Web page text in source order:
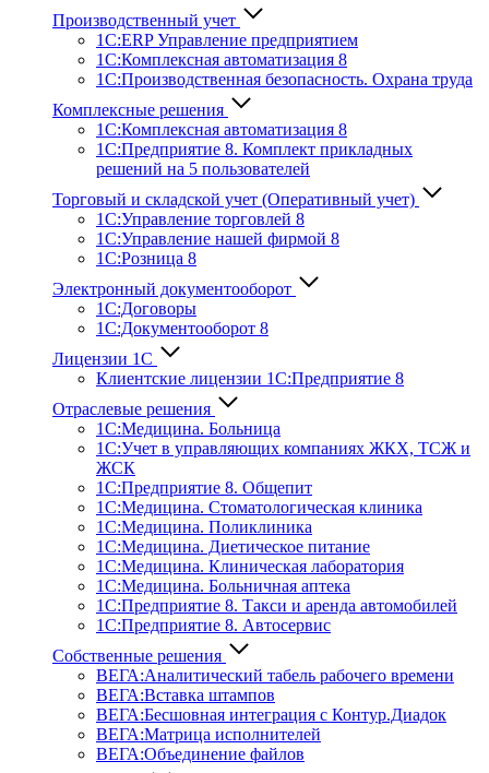
Производственный учет
1С:ERP Управление предприятием
1С:Комплексная автоматизация 8
1С:Производственная безопасность. Охрана труда
Комплексные решения
1С:Комплексная автоматизация 8
1С:Предприятие 8. Комплект прикладных
решений на 5 пользователей
Торговый и складской учет (Оперативный учет)
1С:Управление торговлей 8
1С:Управление нашей фирмой 8
1С:Розница 8
Электронный документооборот
1С:Договоры
1С:Документооборот 8
Лицензии 1С
Клиентские лицензии 1С:Предприятие 8
Отраслевые решения
1С:Медицина. Больница
1C:Учет в управляющих компаниях ЖКХ, ТСЖ и
ЖСК
1С:Предприятие 8. Общепит
1С:Медицина. Стоматологическая клиника
1С:Медицина. Поликлиника
1С:Медицина. Диетическое питание
1С:Медицина. Клиническая лаборатория
1С:Медицина. Больничная аптека
1С:Предприятие 8. Такси и аренда автомобилей
1С:Предприятие 8. Автосервис
Собственные решения
ВЕГА:Аналитичес­кий табель рабочего времени
ВЕГА:Вставка штампов
ВЕГА:Бесшовная интеграция с Контур.Диадок
ВЕГА:Матрица исполнителей
ВЕГА:Объединение файлов